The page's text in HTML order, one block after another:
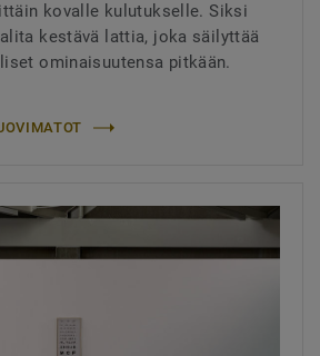
kovalle kulutukselle. Siksi
kestävä lattia, joka säilyttää
ominaisuutensa pitkään.